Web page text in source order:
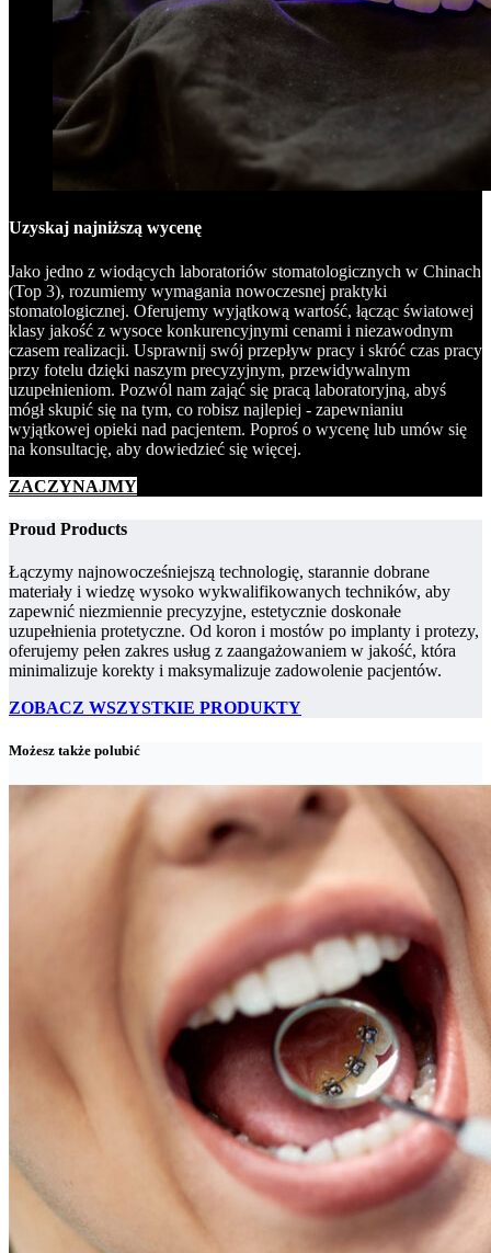
Uzyskaj najniższą wycenę
Jako jedno z wiodących laboratoriów stomatologicznych w Chinach
(Top 3), rozumiemy wymagania nowoczesnej praktyki
stomatologicznej. Oferujemy wyjątkową wartość, łącząc światowej
klasy jakość z wysoce konkurencyjnymi cenami i niezawodnym
czasem realizacji. Usprawnij swój przepływ pracy i skróć czas pracy
przy fotelu dzięki naszym precyzyjnym, przewidywalnym
uzupełnieniom. Pozwól nam zająć się pracą laboratoryjną, abyś
mógł skupić się na tym, co robisz najlepiej - zapewnianiu
wyjątkowej opieki nad pacjentem. Poproś o wycenę lub umów się
na konsultację, aby dowiedzieć się więcej.
ZACZYNAJMY
Proud Products
Łączymy najnowocześniejszą technologię, starannie dobrane
materiały i wiedzę wysoko wykwalifikowanych techników, aby
zapewnić niezmiennie precyzyjne, estetycznie doskonałe
uzupełnienia protetyczne. Od koron i mostów po implanty i protezy,
oferujemy pełen zakres usług z zaangażowaniem w jakość, która
minimalizuje korekty i maksymalizuje zadowolenie pacjentów.
ZOBACZ WSZYSTKIE PRODUKTY
Możesz także polubić